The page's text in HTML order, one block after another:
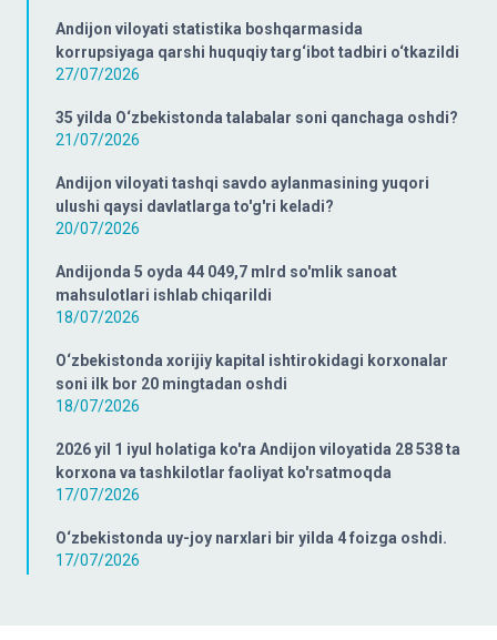
Andijon viloyati statistika boshqarmasida
korrupsiyaga qarshi huquqiy targ‘ibot tadbiri o‘tkazildi
27/07/2026
35 yilda O‘zbekistonda talabalar soni qanchaga oshdi?
21/07/2026
Andijon viloyati tashqi savdo aylanmasining yuqori
ulushi qaysi davlatlarga to'g'ri keladi?
20/07/2026
Andijonda 5 oyda 44 049,7 mlrd so'mlik sanoat
mahsulotlari ishlab chiqarildi
18/07/2026
O‘zbekistonda xorijiy kapital ishtirokidagi korxonalar
soni ilk bor 20 mingtadan oshdi
18/07/2026
2026 yil 1 iyul holatiga ko'ra Andijon viloyatida 28 538 ta
korxona va tashkilotlar faoliyat ko'rsatmoqda
17/07/2026
O‘zbekistonda uy-joy narxlari bir yilda 4 foizga oshdi.
17/07/2026